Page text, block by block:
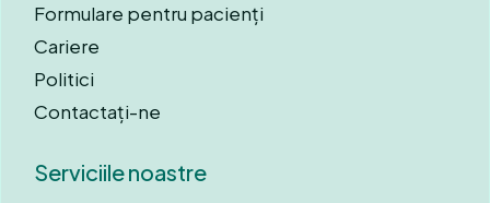
Formulare pentru pacienți
Cariere
Politici
Contactați-ne
Serviciile noastre